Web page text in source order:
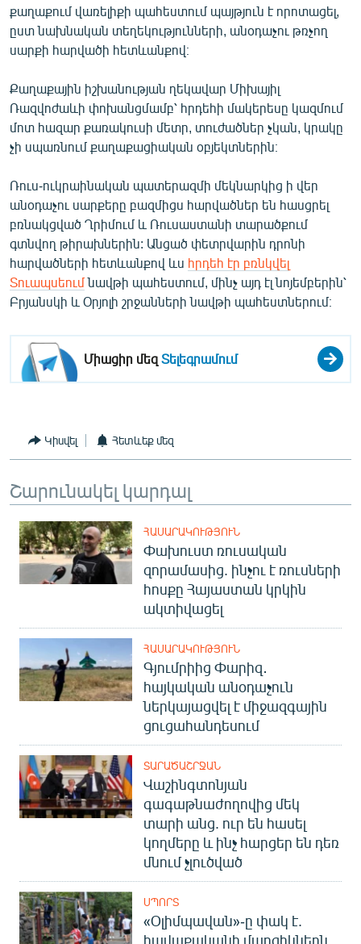
ԿՈՐՈՆԱՎԻՐՈՒՍ
ԱՐԽԻՎ
ԲԱՆԱՎԵՃ
ՁԳՏԵԼՈՎ ԼԱՎԱԳՈՒՅՆԻՆ
Հայերեն
English
Русский
ՀԵՏԵՎԵՔ ՄԵԶ
քաղաքում վառելիքի պահեստում պայթյուն է որոտացել,
ըստ նախնական տեղեկությունների, անօդաչու թռչող
սարքի հարվածի հետևանքով։
Քաղաքային իշխանության ղեկավար Միխայիլ
Ռազվոժաևի փոխանցմամբ՝ հրդեհի մակերեսը կազմում
մոտ հազար քառակուսի մետր, տուժածներ չկան, կրակը
չի սպառնում քաղաքացիական օբյեկտներին։
Ռուս-ուկրաինական պատերազմի մեկնարկից ի վեր
անօդաչու սարքերը բազմիցս հարվածներ են հասցրել
բռնակցված Ղրիմում և Ռուսաստանի տարածքում
գտնվող թիրախներին: Անցած փետրվարին դրոնի
հարվածների հետևանքով ևս հրդեհ էր բռնկվել
Տուապսեումնավթի պահեստում, մինչ այդ էլ նոյեմբերին՝
Բրյանսկի և Օրյոլի շրջանների նավթի պահեստներում։
Միացիր մեզՏելեգրամում
Կիսվել Հետևեք մեզ
Շարունակել կարդալ
ՀԱՍԱՐԱԿՈՒԹՅՈՒՆ
Փախուստ ռուսական
զորամասից. ինչու է ռուսների
հոսքը Հայաստան կրկին
ակտիվացել
ՀԱՍԱՐԱԿՈՒԹՅՈՒՆ
Գյումրիից Փարիզ․
հայկական անօդաչուն
ներկայացվել է միջազգային
ցուցահանդեսում
ՏԱՐԱԾԱՇՐՋԱՆ
Վաշինգտոնյան
գագաթնաժողովից մեկ
տարի անց. ուր են հասել
կողմերը և ինչ հարցեր են դեռ
մնում չլուծված
ՍՊՈՐՏ
«Օլիմպավան»-ը փակ է.
հավաքականի մարզիկներն